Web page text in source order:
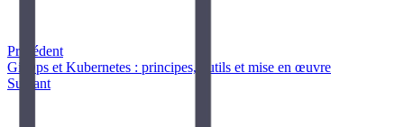
Précédent
GitOps et Kubernetes : principes, outils et mise en œuvre
Suivant